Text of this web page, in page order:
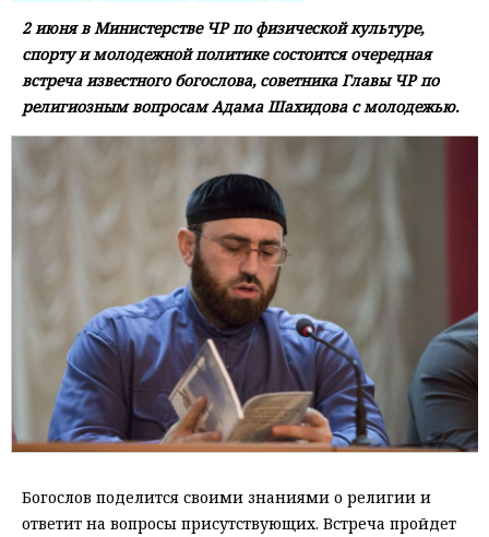
2 июня в Министерстве ЧР по физической культуре,
спорту и молодежной политике состоится очередная
встреча известного богослова, советника Главы ЧР по
религиозным вопросам Адама Шахидова с молодежью.
Богослов поделится своими знаниями о религии и
ответит на вопросы присутствующих. Встреча пройдет